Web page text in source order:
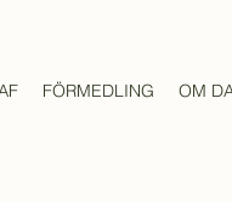
FÖRMEDLING OM